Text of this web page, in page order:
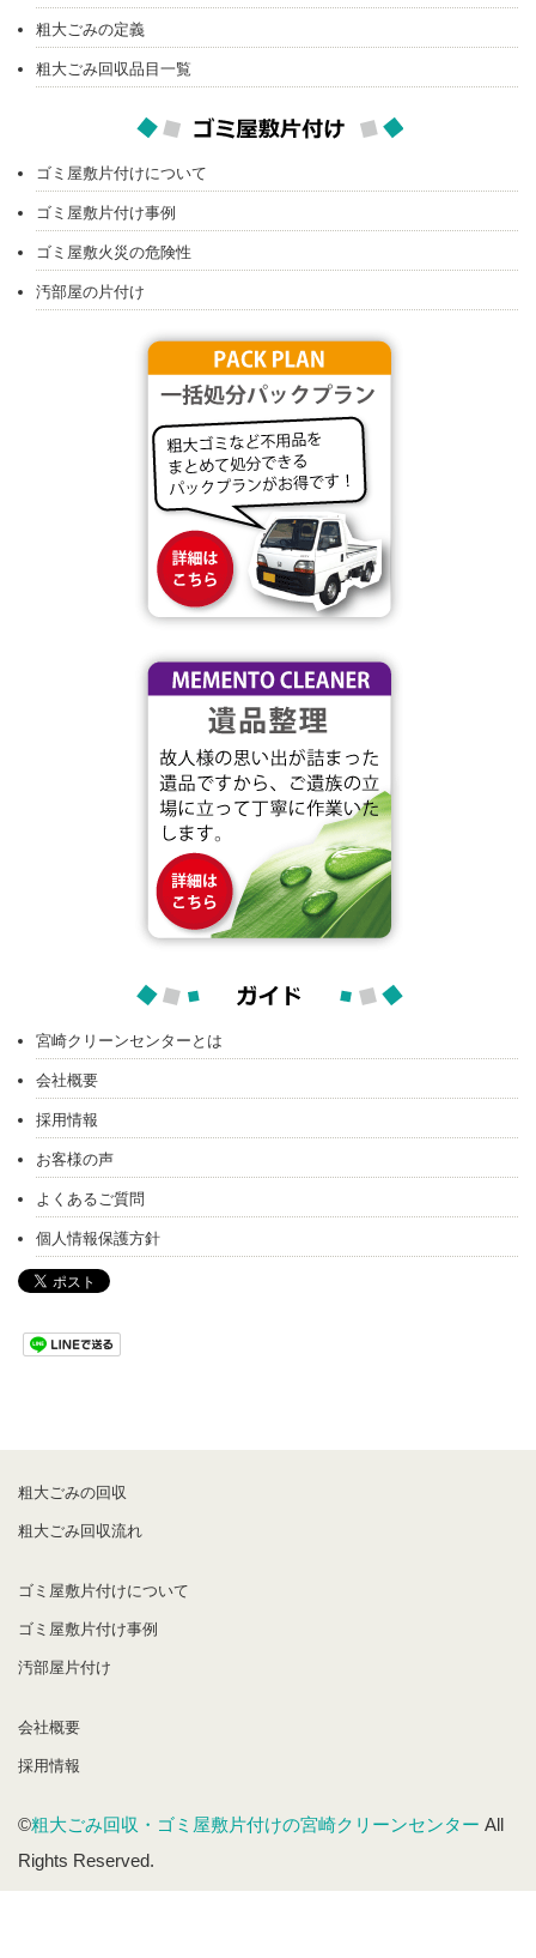
粗大ごみの定義
粗大ごみ回収品目一覧
ゴミ屋敷片付けについて
ゴミ屋敷片付け事例
ゴミ屋敷火災の危険性
汚部屋の片付け
宮崎クリーンセンターとは
会社概要
採用情報
お客様の声
よくあるご質問
個人情報保護方針
粗大ごみの回収
粗大ごみ回収流れ
ゴミ屋敷片付けについて
ゴミ屋敷片付け事例
汚部屋片付け
会社概要
採用情報
©粗大ごみ回収・ゴミ屋敷片付けの宮崎クリーンセンター All
Rights Reserved.